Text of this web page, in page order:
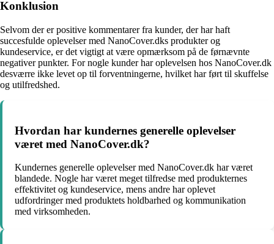
Konklusion
Selvom der er positive kommentarer fra kunder, der har haft
succesfulde oplevelser med NanoCover.dks produkter og
kundeservice, er det vigtigt at være opmærksom på de førnævnte
negativer punkter. For nogle kunder har oplevelsen hos NanoCover.dk
desværre ikke levet op til forventningerne, hvilket har ført til skuffelse
og utilfredshed.
Hvordan har kundernes generelle oplevelser
været med NanoCover.dk?
Kundernes generelle oplevelser med NanoCover.dk har været
blandede. Nogle har været meget tilfredse med produkternes
effektivitet og kundeservice, mens andre har oplevet
udfordringer med produktets holdbarhed og kommunikation
med virksomheden.